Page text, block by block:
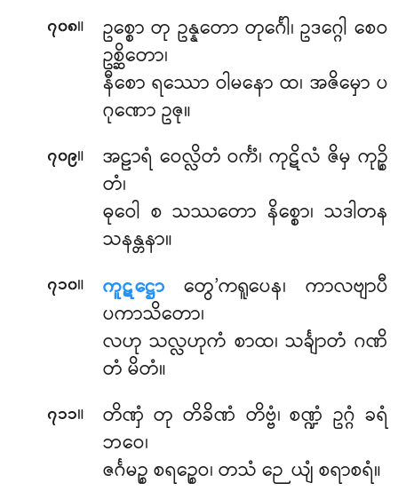
၇၀၈။
ဥစ္စော တု ဥန္နတော တုင်္ဂေါ၊ ဥဒဂ္ဂေါ စေဝ
ဥစ္ဆိတော၊
နီစော ရဿော ဝါမနော ထ၊ အဇိမှော ပ
ဂုဏော ဥဇု။
၇၀၉။
အဠာရံ ဝေလ္လိတံ ဝင်္ကံ၊ ကုဋိလံ ဇိမှ ကုဉ္စိ
တံ၊
ဓုဝေါ စ သဿတော နိစ္စော၊ သဒါတန
သနန္တနာ။
၇၁၀။ ကူဋဋ္ဌော တွေ’ကရူပေန၊ ကာလဗျာပီ
ပကာသိတော၊
လဟု သလ္လဟုကံ စာထ၊ သင်္ချာတံ ဂဏိ
တံ မိတံ။
၇၁၁။
တိဏှံ တု တိခိဏံ တိဗ္ဗံ၊ စဏ္ဍံ ဥဂ္ဂံ ခရံ
ဘဝေ၊
ဇင်္ဂမဉ္စ စရဉ္စေဝ၊ တသံ ဉေယျံ စရာစရံ။